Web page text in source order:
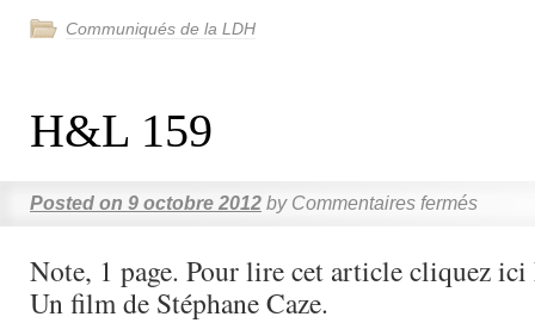
Communiqués de la LDH
H&L 159
Posted on 9 octobre 2012 by Commentaires fermés
Note, 1 page. Pour lire cet article cliquez
Un film de Stéphane Caze.